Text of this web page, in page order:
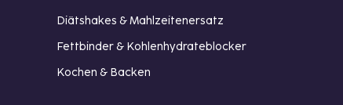
Diätshakes & Mahlzeitenersatz
Fettbinder & Kohlenhydrateblocker
Kochen & Backen